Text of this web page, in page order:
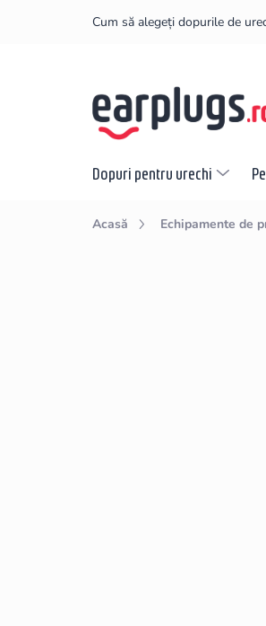
Cum să alegeți dopurile de
Dopuri pentru urechi
Acasă Echipamente de